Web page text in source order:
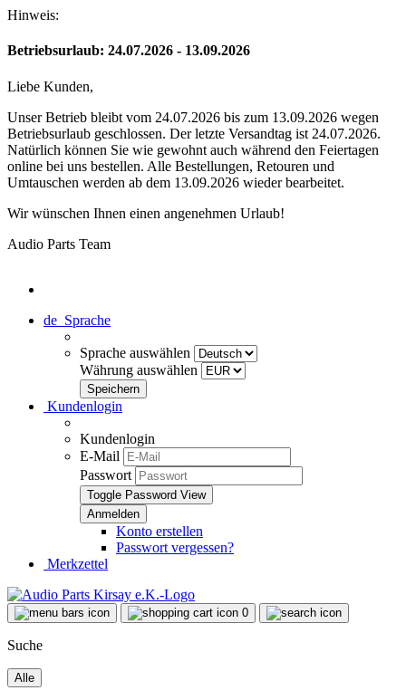
Hinweis:
Betriebsurlaub: 24.07.2026 - 13.09.2026
Liebe Kunden,
Unser Betrieb bleibt vom 24.07.2026 bis zum 13.09.2026 wegen
Betriebsurlaub geschlossen. Der letzte Versandtag ist 24.07.2026.
Natürlich können Sie wie gewohnt auch während den Feiertagen
online bei uns bestellen. Alle Bestellungen, Retouren und
Umtauschen werden ab dem 13.09.2026 wieder bearbeitet.
Wir wünschen Ihnen einen angenehmen Urlaub!
Audio Parts Team
de Sprache
Sprache auswählen
Währung auswählen
Kundenlogin
Kundenlogin
E-Mail
Passwort
Toggle Password View
Konto erstellen
Passwort vergessen?
Merkzettel
0
Suche
Alle